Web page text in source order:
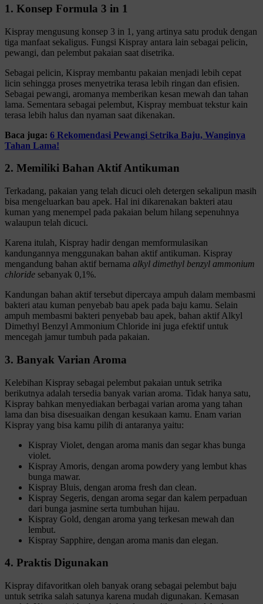
1. Konsep Formula 3 in 1
Kispray mengusung konsep 3 in 1, yang artinya satu produk dengan
tiga manfaat sekaligus. Fungsi Kispray antara lain sebagai pelicin,
pewangi, dan pelembut pakaian saat disetrika.
Sebagai pelicin, Kispray membantu pakaian menjadi lebih cepat
licin sehingga proses menyetrika terasa lebih ringan dan efisien.
Sebagai pewangi, aromanya memberikan kesan mewah dan tahan
lama. Sementara sebagai pelembut, Kispray membuat tekstur kain
terasa lebih halus dan nyaman saat dikenakan.
Baca juga: 6 Rekomendasi Pewangi Setrika Baju, Wanginya
Tahan Lama!
2. Memiliki Bahan Aktif Antikuman
Terkadang, pakaian yang telah dicuci oleh detergen sekalipun masih
bisa mengeluarkan bau apek. Hal ini dikarenakan bakteri atau
kuman yang menempel pada pakaian belum hilang sepenuhnya
walaupun telah dicuci.
Karena itulah, Kispray hadir dengan memformulasikan
kandungannya menggunakan bahan aktif antikuman. Kispray
mengandung bahan aktif bernama alkyl dimethyl benzyl ammonium
chloride sebanyak 0,1%.
Kandungan bahan aktif tersebut dipercaya ampuh dalam membasmi
bakteri atau kuman penyebab bau apek pada baju kamu. Selain
ampuh membasmi bakteri penyebab bau apek, bahan aktif Alkyl
Dimethyl Benzyl Ammonium Chloride ini juga efektif untuk
mencegah jamur tumbuh pada pakaian.
3. Banyak Varian Aroma
Kelebihan Kispray sebagai pelembut pakaian untuk setrika
berikutnya adalah tersedia banyak varian aroma. Tidak hanya satu,
Kispray bahkan menyediakan berbagai varian aroma yang tahan
lama dan bisa disesuaikan dengan kesukaan kamu. Enam varian
Kispray yang bisa kamu pilih di antaranya yaitu:
Kispray Violet, dengan aroma manis dan segar khas bunga
violet.
Kispray Amoris, dengan aroma powdery yang lembut khas
bunga mawar.
Kispray Bluis, dengan aroma fresh dan clean.
Kispray Segeris, dengan aroma segar dan kalem perpaduan
dari bunga jasmine serta tumbuhan hijau.
Kispray Gold, dengan aroma yang terkesan mewah dan
lembut.
Kispray Sapphire, dengan aroma manis dan elegan.
4. Praktis Digunakan
Kispray difavoritkan oleh banyak orang sebagai pelembut baju
untuk setrika salah satunya karena mudah digunakan. Kemasan